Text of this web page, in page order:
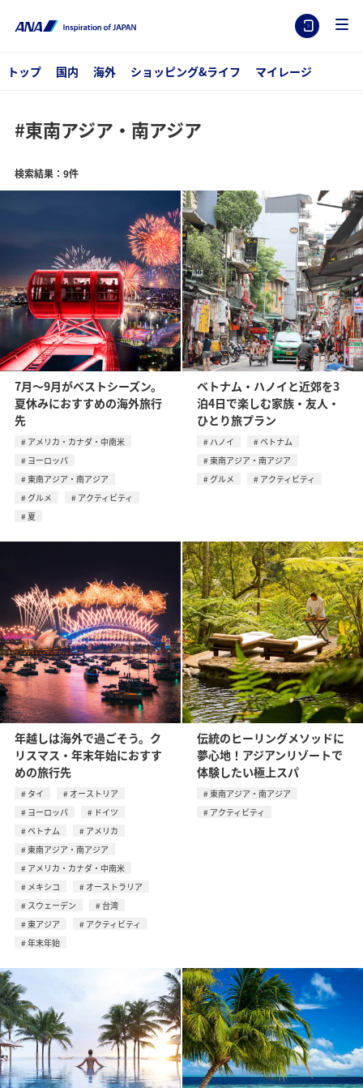
トップ 国内 海外 ショッピング&ライフ マイレージ
#東南アジア・南アジア
検索結果：9件
7月〜9月がベストシーズン。
夏休みにおすすめの海外旅行
先
アメリカ・カナダ・中南米
ヨーロッパ
東南アジア・南アジア
グルメ
アクティビティ
夏
ベトナム・ハノイと近郊を3
泊4日で楽しむ家族・友人・
ひとり旅プラン
ハノイ
ベトナム
東南アジア・南アジア
グルメ
アクティビティ
年越しは海外で過ごそう。ク
リスマス・年末年始におすす
めの旅行先
タイ
オーストリア
ヨーロッパ
ドイツ
ベトナム
アメリカ
東南アジア・南アジア
アメリカ・カナダ・中南米
メキシコ
オーストラリア
スウェーデン
台湾
東アジア
アクティビティ
年末年始
伝統のヒーリングメソッドに
夢心地！アジアンリゾートで
体験したい極上スパ
東南アジア・南アジア
アクティビティ